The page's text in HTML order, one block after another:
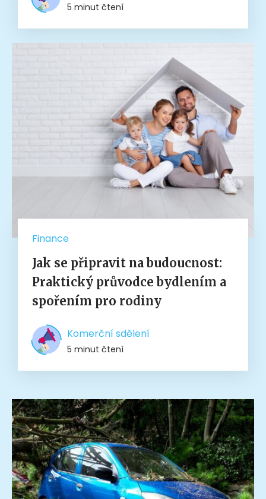
5 minut čtení
Finance
Jak se připravit na budoucnost:
Praktický průvodce bydlením a
spořením pro rodiny
Komerční sdělení
5 minut čtení